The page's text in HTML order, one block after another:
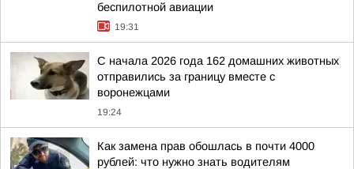
беспилотной авиации
19:31
С начала 2026 года 162 домашних животных
отправились за границу вместе с
воронежцами
19:24
Как замена прав обошлась в почти 4000
рублей: что нужно знать водителям